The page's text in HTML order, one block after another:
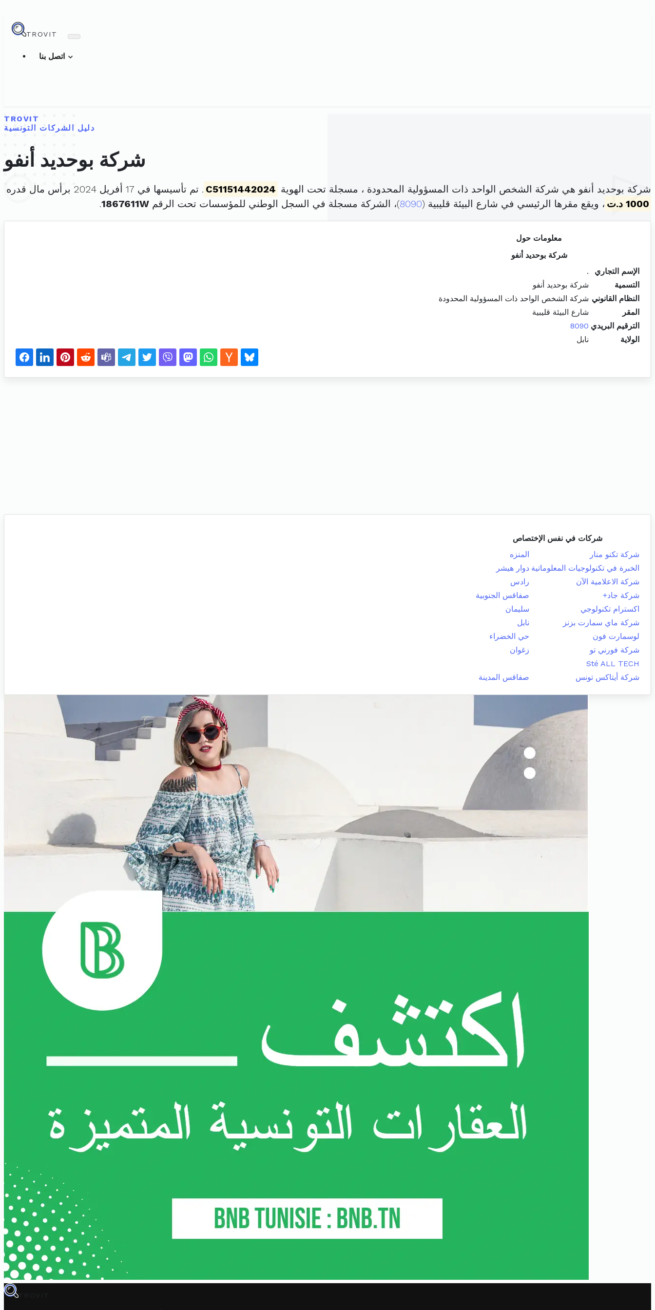
TROVIT
TROVIT
دليل الشركات التونسية
شركة بوحديد أنفو
شركة بوحديد أنفو هي شركة الشخص الواحد ذات المسؤولية المحدودة ، مسجلة تحت الهوية C51151442024 . تم تأسيسها في 17 أفريل 2024 برأس مال قدره
1000 د.ت
، ويقع مقرها الرئيسي في شارع البيئة قليبية (8090)، الشركة مسجلة في السجل الوطني للمؤسسات تحت الرقم 1867611W
.
معلومات حول
شركة بوحديد أنفو
الإسم التجاري
.
التسمية
شركة بوحديد أنفو
النظام القانوني شركة الشخص الواحد ذات المسؤولية المحدودة
المقر
شارع البيئة قليبية
الترقيم البريدي 8090
الولاية
نابل
شركات في نفس الإختصاص
شركة تكنو منار
المنزه
الخبرة في تكنولوجيات المعلوماتية دوار هيشر
شركة الاعلامية الآن
رادس
شركة جاد+
صفاقس الجنوبية
اكسترام تكنولوجي
سليمان
شركة ماي سمارت بزنز
نابل
لوسمارت فون
حي الخضراء
شركة فورني تو
زغوان
Sté ALL TECH
شركة أيتاكس تونس
صفاقس المدينة
TROVIT